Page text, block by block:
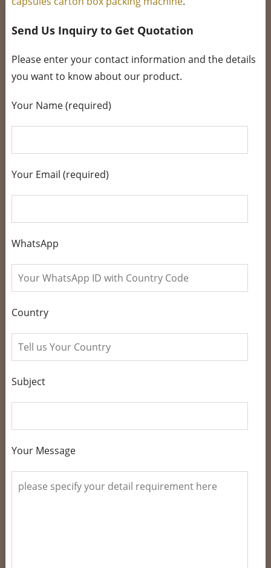
Send Us Inquiry to Get Quotation
Please enter your contact information and the details
you want to know about our product.
Your Name (required)
Your Email (required)
WhatsApp
Country
Subject
Your Message